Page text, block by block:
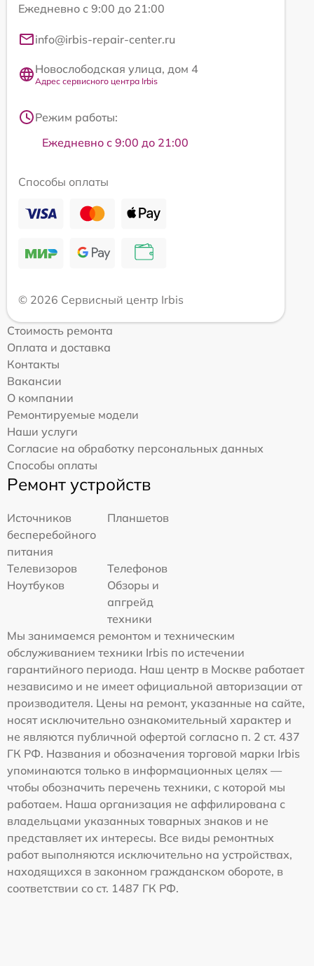
Ежедневно с 9:00 до 21:00
info@irbis-repair-center.ru
Новослободская улица, дом 4
Адрес сервисного центра Irbis
Режим работы:
Ежедневно с 9:00 до 21:00
Способы оплаты
© 2026 Сервисный центр Irbis
Стоимость ремонта
Оплата и доставка
Контакты
Вакансии
О компании
Ремонтируемые модели
Наши услуги
Согласие на обработку персональных данных
Способы оплаты
Ремонт устройств
Источников
бесперебойного
питания
Планшетов
Телевизоров
Телефонов
Ноутбуков
Обзоры и
апгрейд
техники
Мы занимаемся ремонтом и техническим
обслуживанием техники Irbis по истечении
гарантийного периода. Наш центр в Москве работает
независимо и не имеет официальной авторизации от
производителя. Цены на ремонт, указанные на сайте,
носят исключительно ознакомительный характер и
не являются публичной офертой согласно п. 2 ст. 437
ГК РФ. Названия и обозначения торговой марки Irbis
упоминаются только в информационных целях —
чтобы обозначить перечень техники, с которой мы
работаем. Наша организация не аффилирована с
владельцами указанных товарных знаков и не
представляет их интересы. Все виды ремонтных
работ выполняются исключительно на устройствах,
находящихся в законном гражданском обороте, в
соответствии со ст. 1487 ГК РФ.